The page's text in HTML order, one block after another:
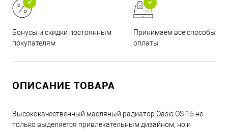
Бонусы и скидки постоянным
покупателям
Принимаем все способы
оплаты
ОПИСАНИЕ ТОВАРА
Высококачественный масляный радиатор Oasis OS-15 не
только выделяется привлекательным дизайном, но и